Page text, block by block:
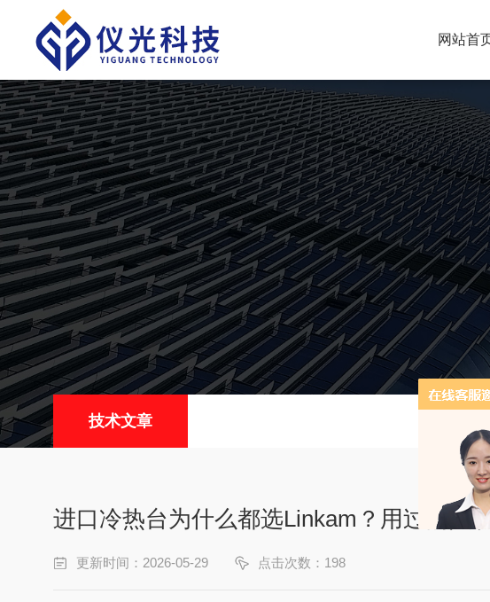
网站首
技术文章
进口冷热台为什么都选Linkam？用过的人
更新时间：2026-05-29 点击次数：198